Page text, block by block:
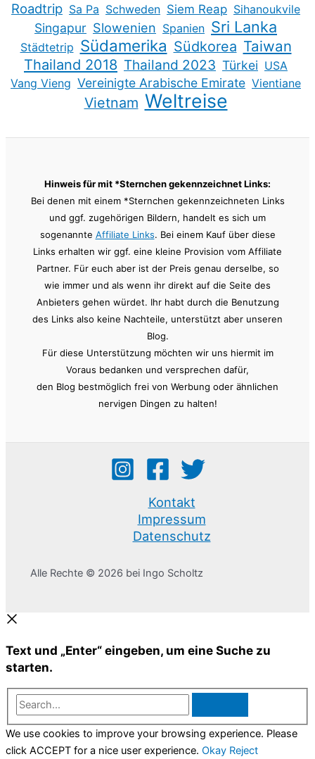
Roadtrip Sa Pa Schweden Siem Reap Sihanoukvile
Singapur Slowenien Spanien Sri Lanka
Städtetrip Südamerika Südkorea Taiwan
Thailand 2018 Thailand 2023 Türkei USA
Vang Vieng Vereinigte Arabische Emirate Vientiane
Vietnam Weltreise
Hinweis für mit *Sternchen gekennzeichnet Links:
Bei denen mit einem *Sternchen gekennzeichneten Links
und ggf. zugehörigen Bildern, handelt es sich um
sogenannte Affiliate Links. Bei einem Kauf über diese
Links erhalten wir ggf. eine kleine Provision vom Affiliate
Partner. Für euch aber ist der Preis genau derselbe, so
wie immer und als wenn ihr direkt auf die Seite des
Anbieters gehen würdet. Ihr habt durch die Benutzung
des Links also keine Nachteile, unterstützt aber unseren
Blog.
Für diese Unterstützung möchten wir uns hiermit im
Voraus bedanken und versprechen dafür,
den Blog bestmöglich frei von Werbung oder ähnlichen
nervigen Dingen zu halten!
Kontakt
Impressum
Datenschutz
Alle Rechte © 2026 bei Ingo Scholtz
Text und „Enter“ eingeben, um eine Suche zu
starten.
Search...
We use cookies to improve your browsing experience. Please
click ACCEPT for a nice user experience. Okay Reject